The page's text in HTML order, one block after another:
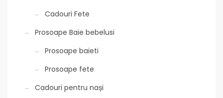
Cadouri Fete
Prosoape Baie bebelusi
Prosoape baieti
Prosoape fete
Cadouri pentru nași